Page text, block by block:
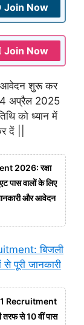
Join Now
Join Now
आवेदन शुरू कर
अप्रैल 2025
को ध्यान में
दें ||
2026: रक्षा
पास वालों के लिए
और आवेदन
बिजली
पूरी जानकारी
Recruitment
तरफ से 10 वीं पास